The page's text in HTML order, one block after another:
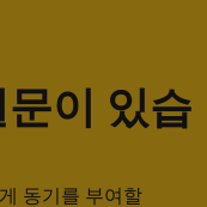
이 있습
동기를 부여할